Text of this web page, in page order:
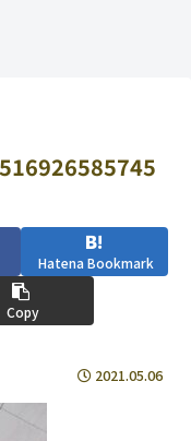
Hatena Bookmark
Copy
2021.05.06